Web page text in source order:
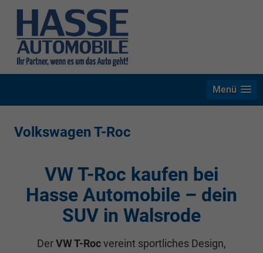
Menü
Volkswagen T-Roc
VW T-Roc kaufen bei
Hasse Automobile – dein
SUV in Walsrode
Der VW T-Roc vereint sportliches Design,